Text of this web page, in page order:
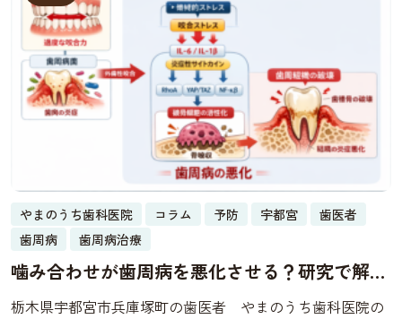
やまのうち歯科医院 コラム 予防 宇都宮
歯医者
歯周病
歯周病治療
噛み合わせが歯周病を悪化させる？研究で解明
した「外傷性咬合」の分子メカニズム
栃木県宇都宮市兵庫塚町の歯医者 やまのうち歯科医院の